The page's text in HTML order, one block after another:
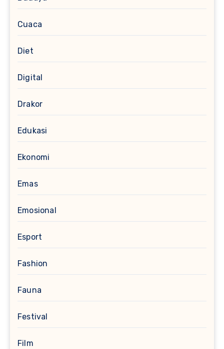
Cuaca
Diet
Digital
Drakor
Edukasi
Ekonomi
Emas
Emosional
Esport
Fashion
Fauna
Festival
Film